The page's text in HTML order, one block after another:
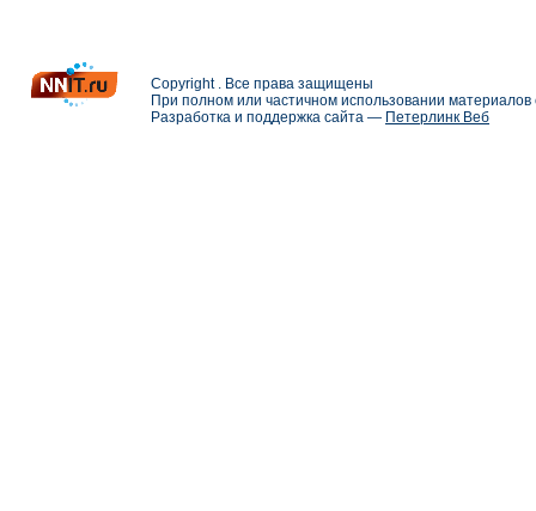
Copyright . Все права защищены
При полном или частичном использовании
Разработка и поддержка сайта — Петерлинк Веб